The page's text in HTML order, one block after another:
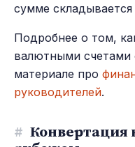
сумме
Подробнее о том,
валютными
материале про
руководителей.
# Конвертация